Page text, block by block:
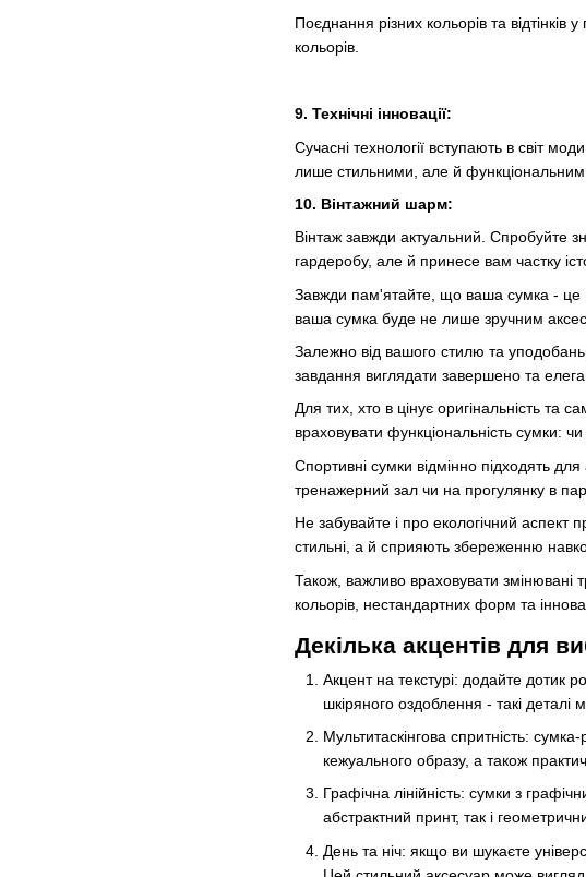
Поєднання різних кольорів та
кольорів.
9. Технічні інновації:
Сучасні технології вступають в світ
лише стильними, але й
10. Вінтажний шарм:
Вінтаж завжди актуальний. Спробуйте
гардеробу, але й принесе вам частку
Завжди пам'ятайте, що ваша сумка - це
ваша сумка буде не лише зручним
Залежно від вашого стилю та
завдання виглядати завершено та
Для тих, хто в цінує оригінальність
враховувати функціональність сумки:
Спортивні сумки відмінно підходять
тренажерний зал чи на прогулянку в
Не забувайте і про екологічний аспект
стильні, а й сприяють збереженню
Також, важливо враховувати
кольорів, нестандартних форм та
Декілька акцентів для
Акцент на текстурі: додайте дотик
шкіряного оздоблення - такі деталі
Мультитаскінгова спритність:
кежуального образу, а також
Графічна лінійність: сумки з
абстрактний принт, так і
День та ніч: якщо ви шукаєте